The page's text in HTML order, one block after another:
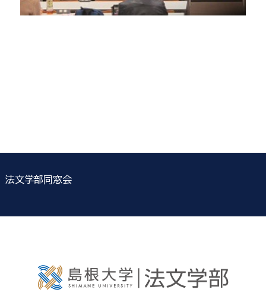
法文学部同窓会